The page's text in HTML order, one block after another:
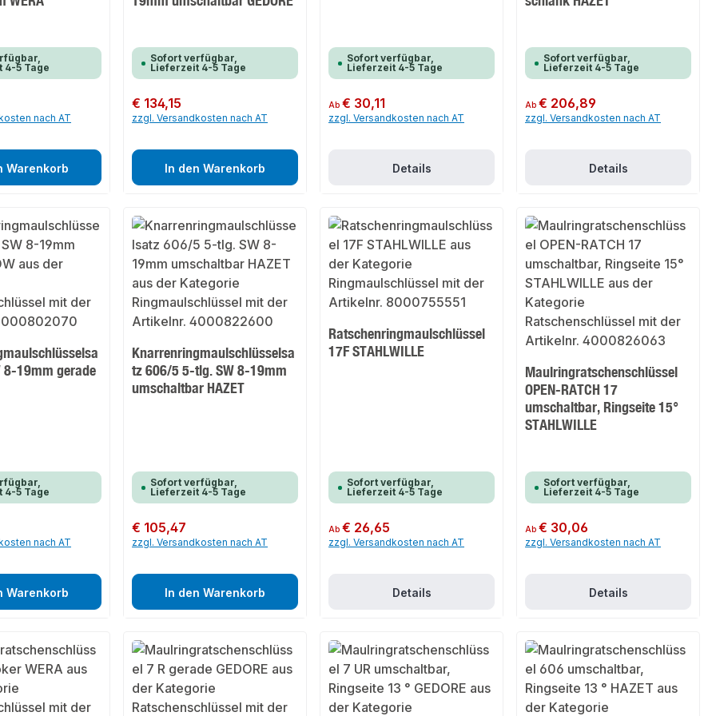
4-5 Tage
nach AT
Warenkorb
Sofort verfügbar,
Lieferzeit 4-5 Tage
Regulärer Preis:
€ 134,15
zzgl. Versandkosten nach AT
In den Warenkorb
Sofort verfügbar,
Lieferzeit 4-5 Tage
Regulärer Preis:
Ab€ 30,11
zzgl. Versandkosten nach AT
Details
Sofort verfügbar,
Lieferzeit 4-5 Tage
Regulärer Preis:
Ab€ 206,89
zzgl. Versandkosten nach AT
Details
8-19mm gerade
4-5 Tage
nach AT
Warenkorb
Knarrenringmaulschlüsselsa
tz 606/5 5-tlg. SW 8-19mm
umschaltbar HAZET
Sofort verfügbar,
Lieferzeit 4-5 Tage
Regulärer Preis:
€ 105,47
zzgl. Versandkosten nach AT
In den Warenkorb
Ratschenringmaulschlüssel
17F STAHLWILLE
Sofort verfügbar,
Lieferzeit 4-5 Tage
Regulärer Preis:
Ab€ 26,65
zzgl. Versandkosten nach AT
Details
Maulringratschenschlüssel
OPEN-RATCH 17
umschaltbar, Ringseite 15°
STAHLWILLE
Sofort verfügbar,
Lieferzeit 4-5 Tage
Regulärer Preis:
Ab€ 30,06
zzgl. Versandkosten nach AT
Details